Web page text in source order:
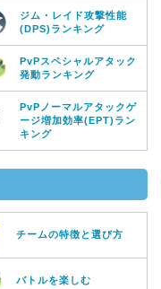
ジム・レイド攻撃性能
(DPS)ランキング
PvPスペシャルアタック
発動ランキング
PvPノーマルアタックゲ
ージ増加効率(EPT)ラン
キング
チームの特徴と選び方
バトルを楽しむ